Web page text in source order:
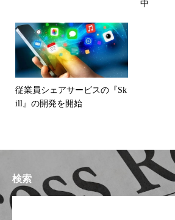
中
従業員シェアサービスの『Sk
ill』の開発を開始
検索